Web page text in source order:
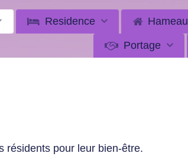
Residence Hameau
Portage
résidents pour leur bien-être.